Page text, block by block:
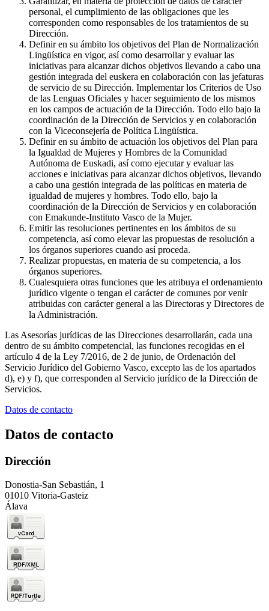
personal, el cumplimiento de las obligaciones que les
corresponden como responsables de los tratamientos de su
Dirección.
Definir en su ámbito los objetivos del Plan de Normalización
Lingüística en vigor, así como desarrollar y evaluar las
iniciativas para alcanzar dichos objetivos llevando a cabo una
gestión integrada del euskera en colaboración con las jefaturas
de servicio de su Dirección. Implementar los Criterios de Uso
de las Lenguas Oficiales y hacer seguimiento de los mismos
en los campos de actuación de la Dirección. Todo ello bajo la
coordinación de la Dirección de Servicios y en colaboración
con la Viceconsejería de Política Lingüística.
Definir en su ámbito de actuación los objetivos del Plan para
la Igualdad de Mujeres y Hombres de la Comunidad
Autónoma de Euskadi, así como ejecutar y evaluar las
acciones e iniciativas para alcanzar dichos objetivos, llevando
a cabo una gestión integrada de las políticas en materia de
igualdad de mujeres y hombres. Todo ello, bajo la
coordinación de la Dirección de Servicios y en colaboración
con Emakunde-Instituto Vasco de la Mujer.
Emitir las resoluciones pertinentes en los ámbitos de su
competencia, así como elevar las propuestas de resolución a
los órganos superiores cuando así proceda.
Realizar propuestas, en materia de su competencia, a los
órganos superiores.
Cualesquiera otras funciones que les atribuya el ordenamiento
jurídico vigente o tengan el carácter de comunes por venir
atribuidas con carácter general a las Directoras y Directores de
la Administración.
Las Asesorías jurídicas de las Direcciones desarrollarán, cada una
dentro de su ámbito competencial, las funciones recogidas en el
artículo 4 de la Ley 7/2016, de 2 de junio, de Ordenación del
Servicio Jurídico del Gobierno Vasco, excepto las de los apartados
d), e) y f), que corresponden al Servicio jurídico de la Dirección de
Servicios.
Datos de contacto
Datos de contacto
Dirección
Donostia-San Sebastián, 1
01010 Vitoria-Gasteiz
Álava